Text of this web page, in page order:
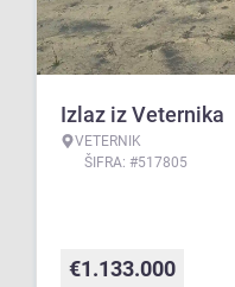
Izlaz iz Veternika
VETERNIK
ŠIFRA: #517805
€1.133.000